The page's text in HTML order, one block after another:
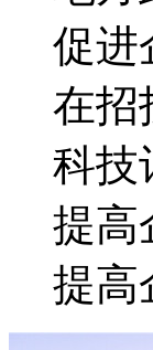
促进
在招
科技
提高
提高